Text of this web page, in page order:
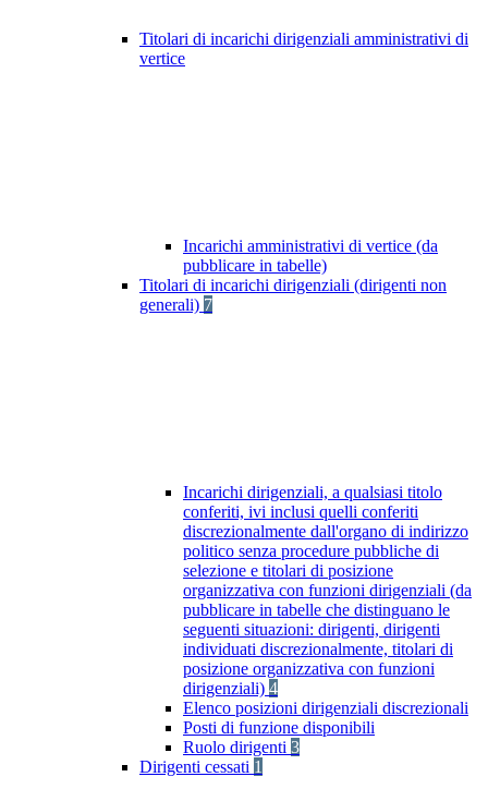
Titolari di incarichi dirigenziali amministrativi di
vertice
Incarichi amministrativi di vertice (da
pubblicare in tabelle)
Titolari di incarichi dirigenziali (dirigenti non
generali) 7
Incarichi dirigenziali, a qualsiasi titolo
conferiti, ivi inclusi quelli conferiti
discrezionalmente dall'organo di indirizzo
politico senza procedure pubbliche di
selezione e titolari di posizione
organizzativa con funzioni dirigenziali (da
pubblicare in tabelle che distinguano le
seguenti situazioni: dirigenti, dirigenti
individuati discrezionalmente, titolari di
posizione organizzativa con funzioni
dirigenziali) 4
Elenco posizioni dirigenziali discrezionali
Posti di funzione disponibili
Ruolo dirigenti 3
Dirigenti cessati 1